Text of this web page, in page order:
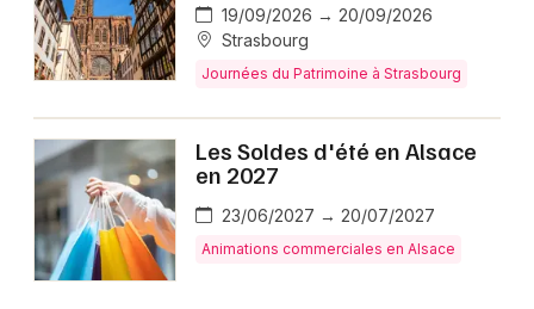
19/09/2026 → 20/09/2026
Strasbourg
Journées du Patrimoine à Strasbourg
Les Soldes d'été en Alsace
en 2027
23/06/2027 → 20/07/2027
Animations commerciales en Alsace